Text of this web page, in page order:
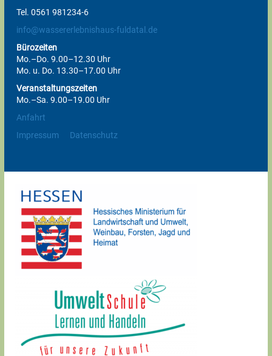
Tel. 0561 981234-6
info@wassererlebnishaus-fuldatal.de
Bürozeiten
Mo.–Do. 9.00–12.30 Uhr
Mo. u. Do. 13.30–17.00 Uhr
Veranstaltungszeiten
Mo.–Sa. 9.00–19.00 Uhr
Anfahrt
Impressum
Datenschutz